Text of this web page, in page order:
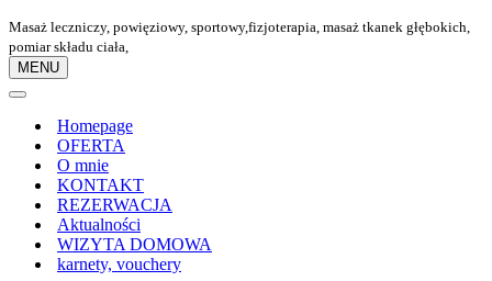
Masaż leczniczy, powięziowy, sportowy,fizjoterapia, masaż tkanek głębokich,
pomiar składu ciała,
MENU
Menu
Menu
nawigacjiHomepage
OFERTA
O mnie
KONTAKT
REZERWACJA
Aktualności
WIZYTA DOMOWA
karnety, vouchery